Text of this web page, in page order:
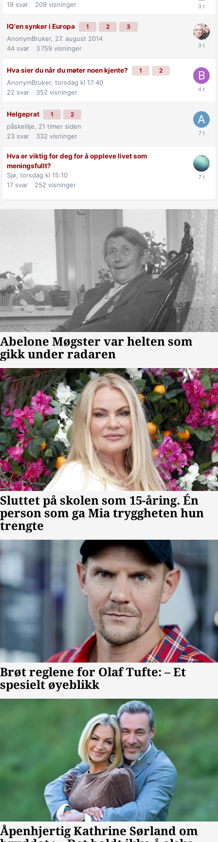
19 svar 209 visninger
IQ'en synker i Europa 1 2 3
AnonymBruker, 27. august 2014
44 svar 3 759 visninger
Hva sier du når du møter noen kjente? 1 2
AnonymBruker, torsdag kl 17:40
22 svar 352 visninger
Helgeprat 1 2
påskelilje, 21 timer siden
23 svar 332 visninger
Hva er viktig for deg for å oppleve livet som
meningsfullt?
Sjø, torsdag kl 15:10
17 svar 252 visninger